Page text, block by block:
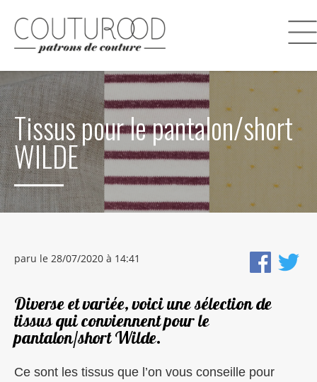
Tissus pour le pantalon/short
WILDE
paru le 28/07/2020 à 14:41
Diverse et variée, voici une sélection de
tissus qui conviennent pour le
pantalon/short Wilde.
Ce sont les tissus que l’on vous conseille pour